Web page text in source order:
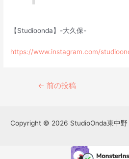
【Studioonda】-大久保-
https://www.instagram.com/
← 前の投稿
Copyright © 2026 StudioOnda東中野